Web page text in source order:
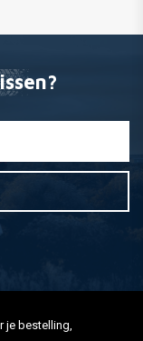
je bestelling,